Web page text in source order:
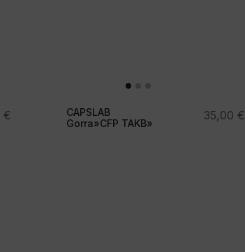
€
CAPSLAB
Gorra»CFP TAKB»
35,00 €